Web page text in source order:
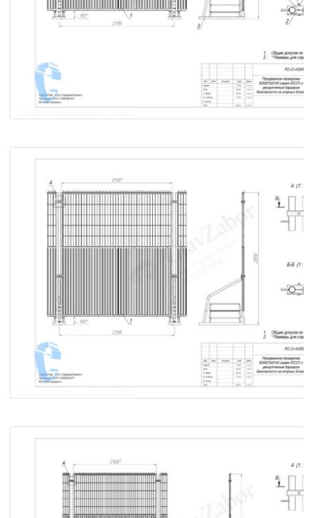
опорных блоках с декоративным барьером безопасности
опорных блоках с декоративным барьером безопасности